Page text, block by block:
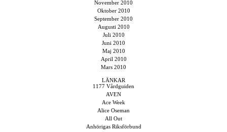
November 2010
Oktober 2010
September 2010
Augusti 2010
Juli 2010
Juni 2010
Maj 2010
April 2010
Mars 2010
LÄNKAR
1177 Vårdguiden
AVEN
Ace Week
Alice Oseman
All Out
Anhörigas Riksförbund